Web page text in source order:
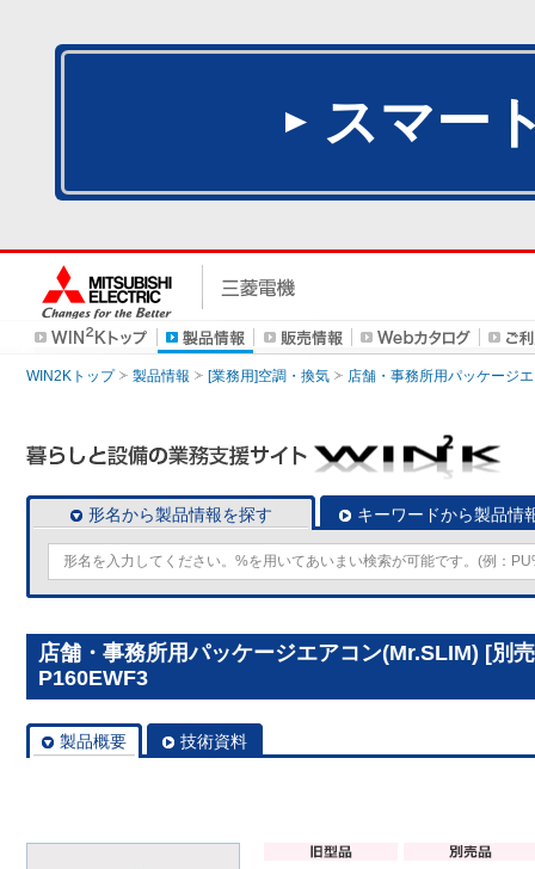
スマー
WIN2Kトップ 製品情報 [業務用]空調・換気 店舗・事務所用パッケージ
形名から製品情報を探す キーワードから製品情
店舗・事務所用パッケージエアコン(Mr.SLIM) [別
P160EWF3
製品概要 技術資料